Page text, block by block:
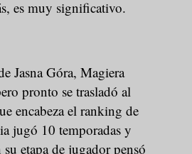
es muy significativo.
Jasna Góra, Magiera
pronto se trasladó al
encabeza el ranking de
jugó 10 temporadas y
etapa de jugador pensó